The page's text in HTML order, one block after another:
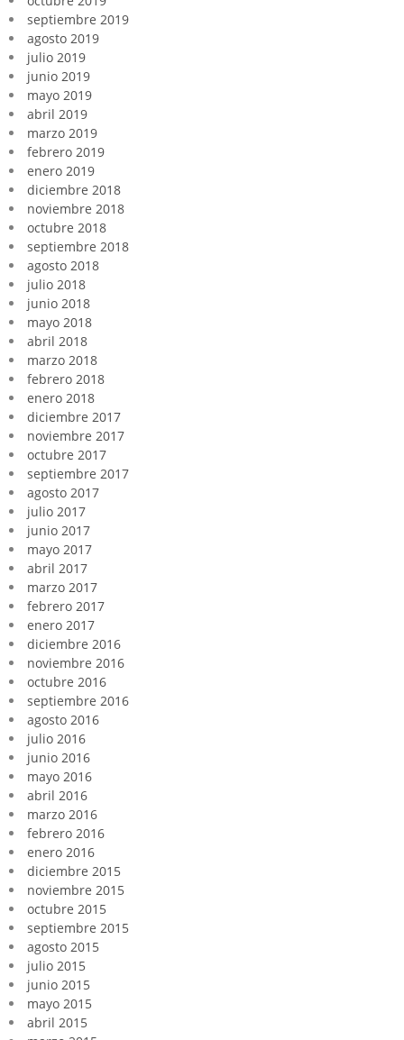
septiembre 2019
agosto 2019
julio 2019
junio 2019
mayo 2019
abril 2019
marzo 2019
febrero 2019
enero 2019
diciembre 2018
noviembre 2018
octubre 2018
septiembre 2018
agosto 2018
julio 2018
junio 2018
mayo 2018
abril 2018
marzo 2018
febrero 2018
enero 2018
diciembre 2017
noviembre 2017
octubre 2017
septiembre 2017
agosto 2017
julio 2017
junio 2017
mayo 2017
abril 2017
marzo 2017
febrero 2017
enero 2017
diciembre 2016
noviembre 2016
octubre 2016
septiembre 2016
agosto 2016
julio 2016
junio 2016
mayo 2016
abril 2016
marzo 2016
febrero 2016
enero 2016
diciembre 2015
noviembre 2015
octubre 2015
septiembre 2015
agosto 2015
julio 2015
junio 2015
mayo 2015
abril 2015